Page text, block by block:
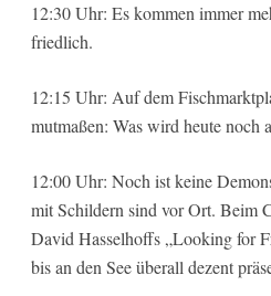
12:30 Uhr: Es kommen immer
friedlich.
12:15 Uhr: Auf dem
mutmaßen: Was wird heute noch
12:00 Uhr: Noch ist keine
mit Schildern sind vor Ort. Beim
David Hasselhoffs „Looking for
bis an den See überall dezent